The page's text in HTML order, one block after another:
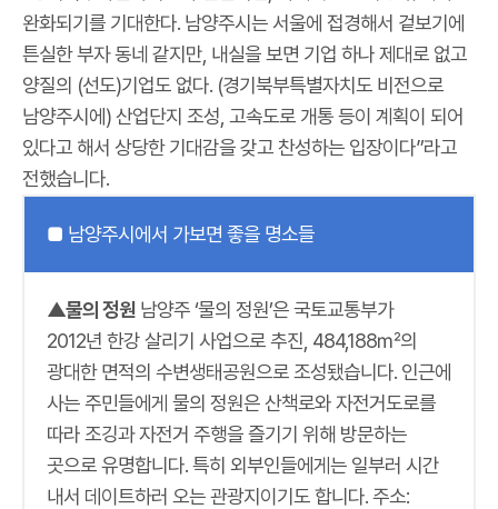
완화되기를 기대한다. 남양주시는 서울에 접경해서 겉보기에
튼실한 부자 동네 같지만, 내실을 보면 기업 하나 제대로 없고
양질의 (선도)기업도 없다. (경기북부특별자치도 비전으로
남양주시에) 산업단지 조성, 고속도로 개통 등이 계획이 되어
있다고 해서 상당한 기대감을 갖고 찬성하는 입장이다”라고
전했습니다.
■ 남양주시에서 가보면 좋을 명소들
▲물의 정원 남양주 ‘물의 정원’은 국토교통부가
2012년 한강 살리기 사업으로 추진, 484,188㎡의
광대한 면적의 수변생태공원으로 조성됐습니다. 인근에
사는 주민들에게 물의 정원은 산책로와 자전거도로를
따라 조깅과 자전거 주행을 즐기기 위해 방문하는
곳으로 유명합니다. 특히 외부인들에게는 일부러 시간
내서 데이트하러 오는 관광지이기도 합니다. 주소: